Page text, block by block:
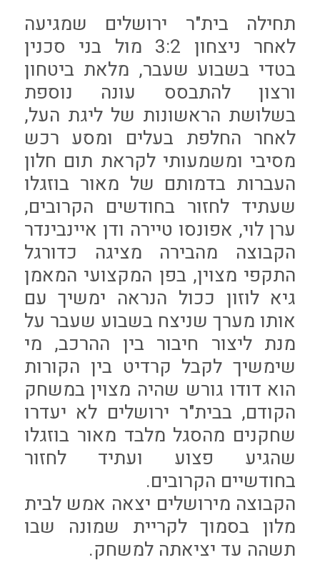
תחילה בית"ר ירושלים שמגיעה
לאחר ניצחון 3:2 מול בני סכנין
בטדי בשבוע שעבר, מלאת ביטחון
ורצון להתבסס עונה נוספת
בשלושת הראשונות של ליגת העל,
לאחר החלפת בעלים ומסע רכש
מסיבי ומשמעותי לקראת תום חלון
העברות בדמותם של מאור בוזגלו
שעתיד לחזור בחודשים הקרובים,
ערן לוי, אפונסו טיירה ודן איינבינדר
הקבוצה מהבירה מציגה כדורגל
התקפי מצוין, בפן המקצועי המאמן
גיא לוזון ככול הנראה ימשיך עם
אותו מערך שניצח בשבוע שעבר על
מנת ליצור חיבור בין ההרכב, מי
שימשיך לקבל קרדיט בין הקורות
הוא דודו גורש שהיה מצוין במשחק
הקודם, בבית"ר ירושלים לא יעדרו
שחקנים מהסגל מלבד מאור בוזגלו
שהגיע פצוע ועתיד לחזור
בחודשיים הקרובים.
הקבוצה מירושלים יצאה אמש לבית
מלון בסמוך לקריית שמונה שבו
תשהה עד יציאתה למשחק.